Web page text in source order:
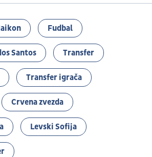
Fudbal
Santos Transfer
Transfer igrača
Crvena zvezda
Levski Sofija